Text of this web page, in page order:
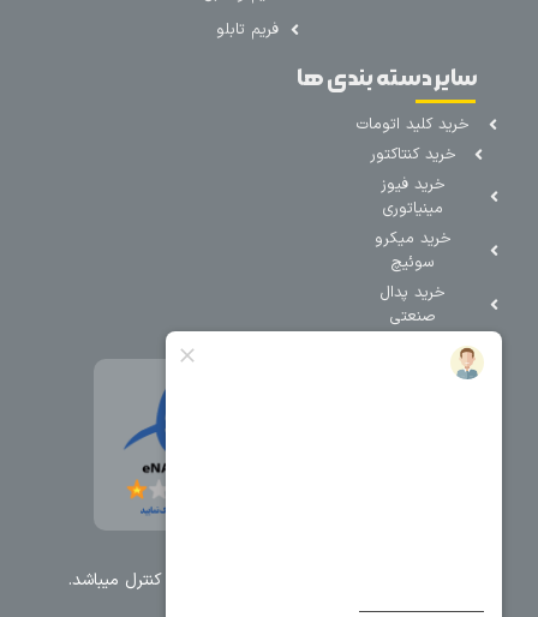
فریم تابلو
سایر دسته بندی ها
خرید کلید اتومات
خرید کنتاکتور
خرید فیوز
مینیاتوری
خرید میکرو
سوئیچ
خرید پدال
صنعتی
تمامی حقوق مطالب و سایت نزد شرکت اریا کنترل میباشد.